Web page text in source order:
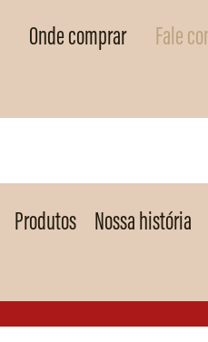
Onde comprar Fale
Produtos Nossa história